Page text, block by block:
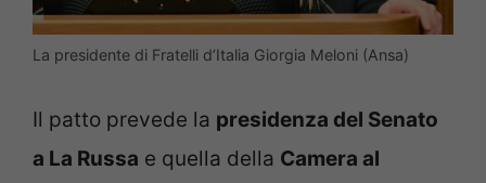
La presidente di Fratelli d’Italia Giorgia Meloni (Ansa)
Il patto prevede la presidenza del Senato
a La Russa e quella della Camera al